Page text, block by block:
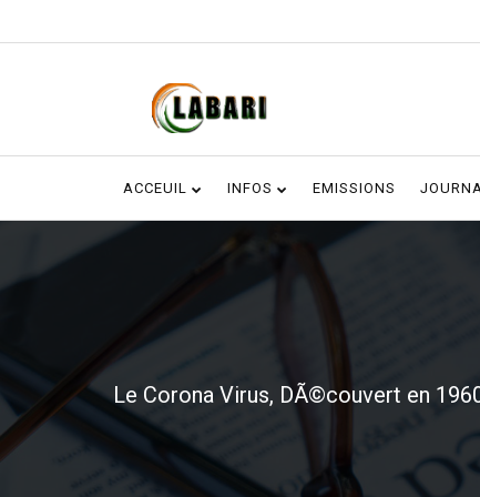
ACCEUIL INFOS EMISSIONS
Le Corona Virus, DÃ©couvert en